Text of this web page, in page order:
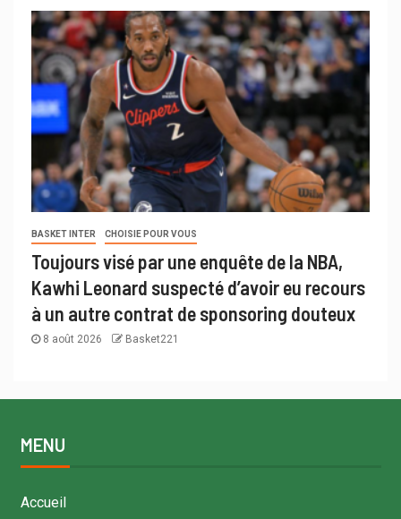
BASKET INTER CHOISIE POUR VOUS
Toujours visé par une enquête de la NBA,
Kawhi Leonard suspecté d’avoir eu recours
à un autre contrat de sponsoring douteux
8 août 2026 Basket221
MENU
Accueil